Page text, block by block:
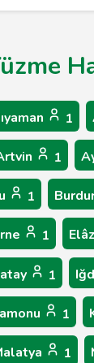
1
1
1
1
1
1
1